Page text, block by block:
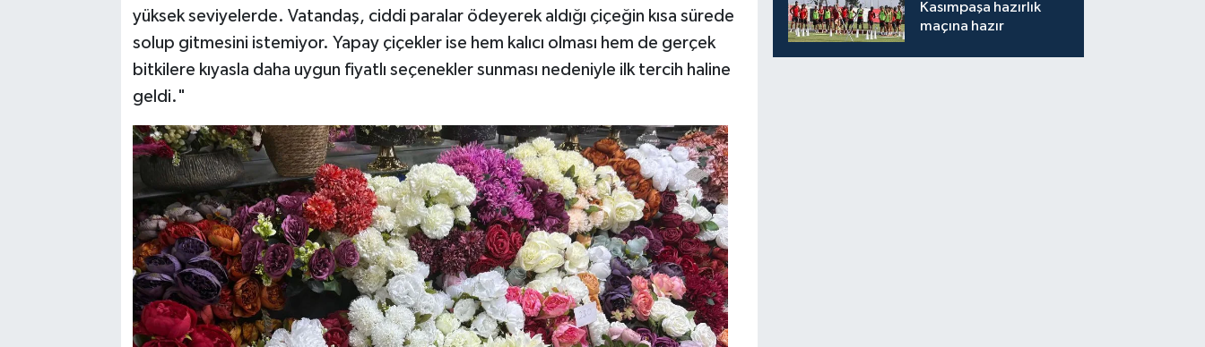
yüksek seviyelerde. Vatandaş, ciddi paralar ödeyerek aldığı çiçeğin kısa sürede
solup gitmesini istemiyor. Yapay çiçekler ise hem kalıcı olması hem de gerçek
bitkilere kıyasla daha uygun fiyatlı seçenekler sunması nedeniyle ilk tercih haline
geldi."
Kasımpaşa hazırlık
maçına hazır